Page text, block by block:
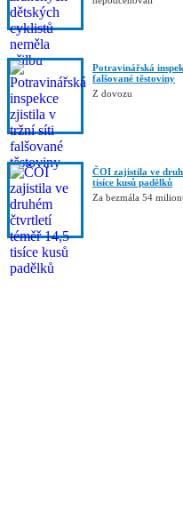
Potravinářská
falšované těstoviny
Z dovozu
ČOI zajistila ve
tisíce kusů padělků
Za bezmála 54